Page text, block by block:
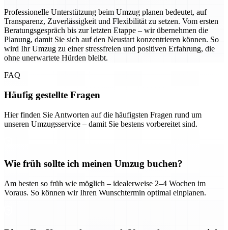
Professionelle Unterstützung beim Umzug planen bedeutet, auf
Transparenz, Zuverlässigkeit und Flexibilität zu setzen. Vom ersten
Beratungsgespräch bis zur letzten Etappe – wir übernehmen die
Planung, damit Sie sich auf den Neustart konzentrieren können. So
wird Ihr Umzug zu einer stressfreien und positiven Erfahrung, die
ohne unerwartete Hürden bleibt.
FAQ
Häufig gestellte Fragen
Hier finden Sie Antworten auf die häufigsten Fragen rund um
unseren Umzugsservice – damit Sie bestens vorbereitet sind.
Wie früh sollte ich meinen Umzug buchen?
Am besten so früh wie möglich – idealerweise 2–4 Wochen im
Voraus. So können wir Ihren Wunschtermin optimal einplanen.